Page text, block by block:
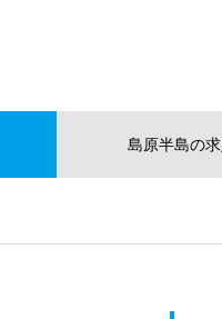
島原半島の求